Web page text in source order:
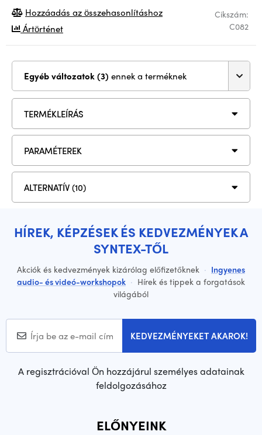
Cikszám:
C082
Hozzáadás az összehasonlításhoz
Ártörténet
Egyéb változatok (3) ennek a terméknek
TERMÉKLEÍRÁS
PARAMÉTEREK
ALTERNATÍV (10)
HÍREK, KÉPZÉSEK ÉS KEDVEZMÉNYEK A
SYNTEX-TŐL
Akciók és kedvezmények kizárólag előfizetőknek · Ingyenes
audio- és videó-workshopok · Hírek és tippek a forgatások
világából
KEDVEZMÉNYEKET AKAROK!
A regisztrációval Ön hozzájárul személyes adatainak
feldolgozásához
ELŐNYEINK